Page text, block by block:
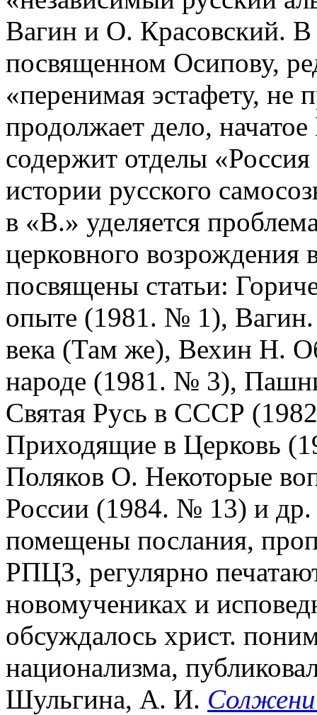
Вагин и О. Красовский.
посвященном Осипову,
«перенимая эстафету, не
продолжает дело,
содержит отделы
истории русского
в «В.» уделяется
церковного возрождения
посвящены статьи:
опыте (1981. № 1),
века (Там же), Вехин Н.
народе (1981. № 3),
Святая Русь в СССР
Приходящие в Церковь
Поляков О. Некоторые
России (1984. № 13) и
помещены послания,
РПЦЗ, регулярно
новомучениках и
обсуждалось христ.
национализма,
Шульгина, А. И.